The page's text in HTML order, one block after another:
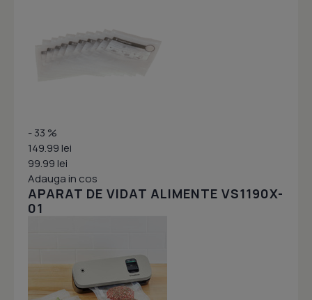
- 33 %
149.99 lei
99.99 lei
Adauga in cos
APARAT DE VIDAT ALIMENTE VS1190X-
01